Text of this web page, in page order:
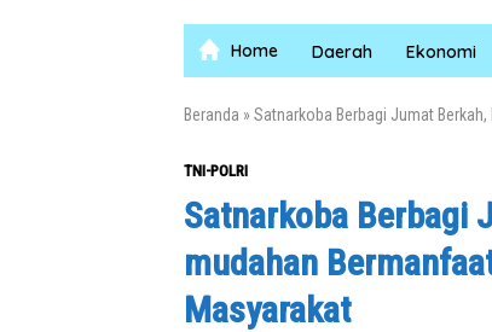
Home Daerah Ekonomi
Beranda » Satnarkoba Berbagi Jumat
TNI-POLRI
Satnarkoba Berbagi
mudahan
Masyarakat